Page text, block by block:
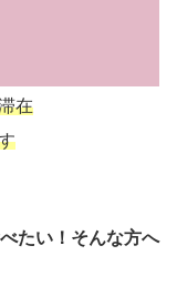
在
たい！そんな方へ